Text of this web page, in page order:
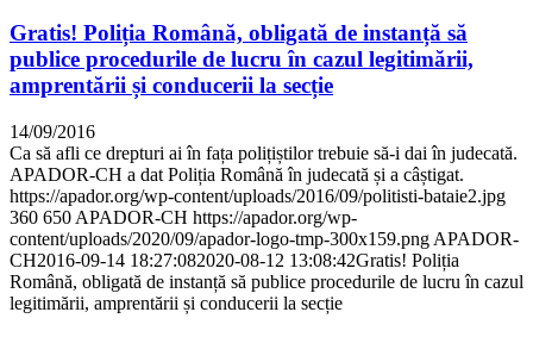
Gratis! Poliția Română, obligată de instanță să
publice procedurile de lucru în cazul legitimării,
amprentării și conducerii la secție
14/09/2016
Ca să afli ce drepturi ai în fața polițiștilor trebuie să-i dai în judecată.
APADOR-CH a dat Poliția Română în judecată și a câștigat.
https://apador.org/wp-content/uploads/2016/09/politisti-bataie2.jpg
360 650 APADOR-CH https://apador.org/wp-
content/uploads/2020/09/apador-logo-tmp-300x159.png APADOR-
CH2016-09-14 18:27:082020-08-12 13:08:42Gratis! Poliția
Română, obligată de instanță să publice procedurile de lucru în cazul
legitimării, amprentării și conducerii la secție